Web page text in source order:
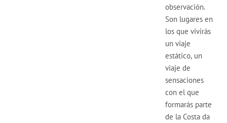
observación.
Son lugares en
los que vivirás
un viaje
estático, un
viaje de
sensaciones
con el que
formarás parte
de la Costa da